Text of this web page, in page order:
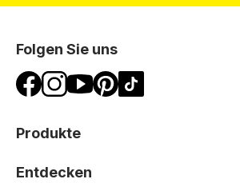
Folgen Sie uns
Produkte
Entdecken